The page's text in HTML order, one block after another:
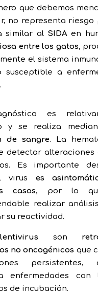
que debemos
no representa riesgo
similar al SIDA en
entre los gatos,
el sistema
susceptible a
es
y se realiza
de sangre. La
detectar alteraciones
Es importante
virus es
casos, por lo
realizar
su reactividad.
lentivirus son
no oncogénicos que
persistentes,
enfermedades con
de incubación.